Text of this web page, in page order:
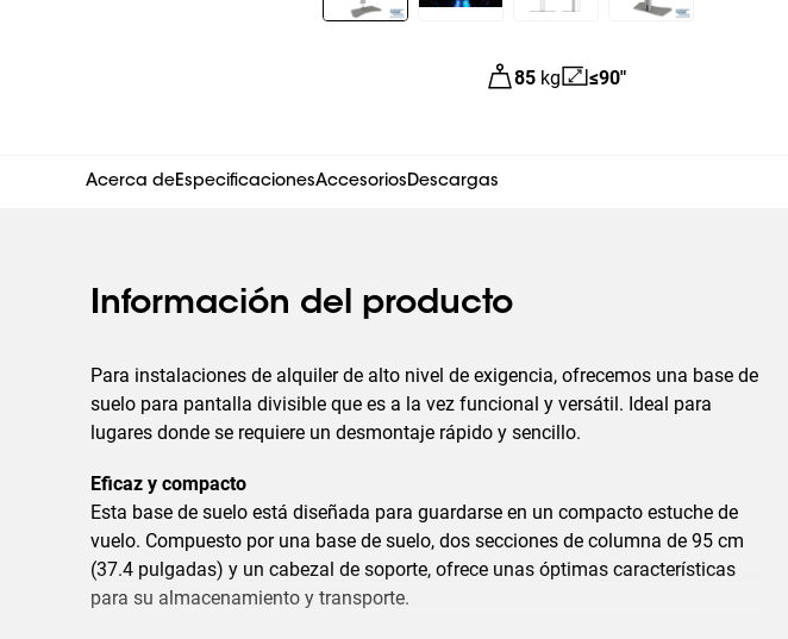
85 kg ≤90"
Acerca deEspecificacionesAccesoriosDescargas
Información del producto
Para instalaciones de alquiler de alto nivel de exigencia, ofrecemos una base de
suelo para pantalla divisible que es a la vez funcional y versátil. Ideal para
lugares donde se requiere un desmontaje rápido y sencillo.
Eficaz y compacto
Esta base de suelo está diseñada para guardarse en un compacto estuche de
vuelo. Compuesto por una base de suelo, dos secciones de columna de 95 cm
(37.4 pulgadas) y un cabezal de soporte, ofrece unas óptimas características
para su almacenamiento y transporte.